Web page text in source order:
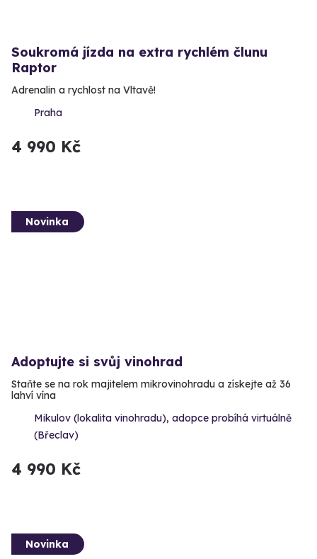
Soukromá jízda na extra rychlém člunu
Raptor
Adrenalin a rychlost na Vltavě!
Praha
4 990 Kč
Novinka
Adoptujte si svůj vinohrad
Staňte se na rok majitelem mikrovinohradu a získejte až 36
lahví vína
Mikulov (lokalita vinohradu), adopce probíhá virtuálně
(Břeclav)
4 990 Kč
Novinka